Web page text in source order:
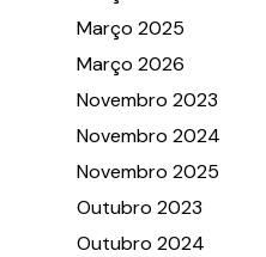
Março 2025
Março 2026
Novembro 2023
Novembro 2024
Novembro 2025
Outubro 2023
Outubro 2024